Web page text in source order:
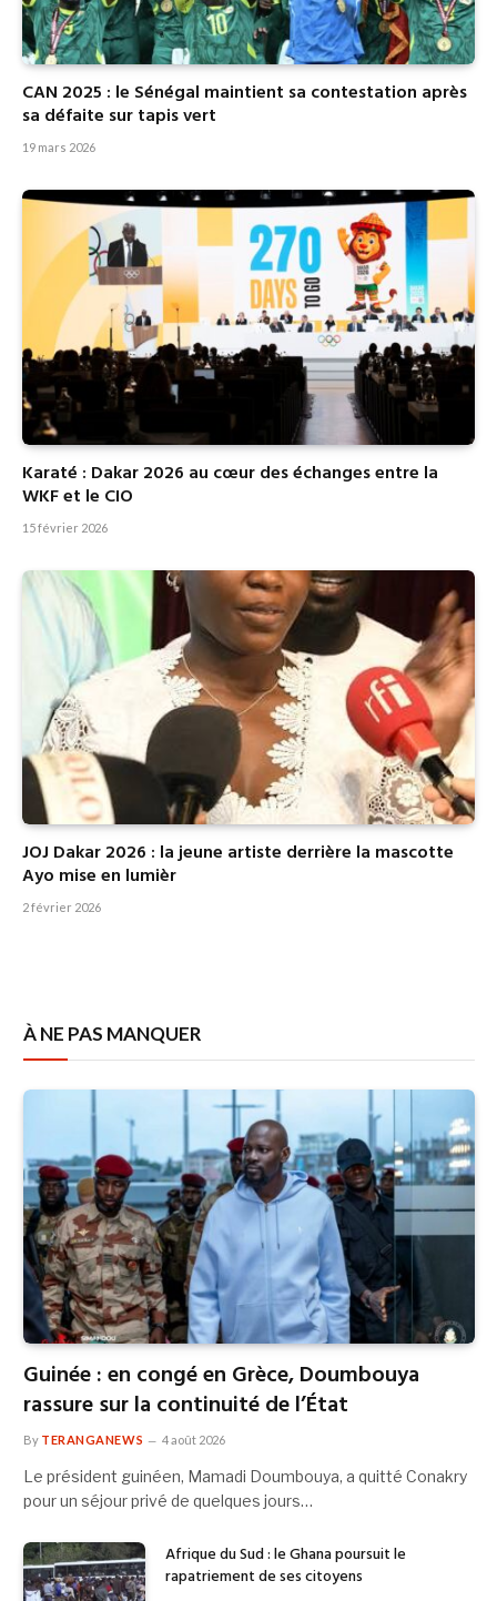
CAN 2025 : le Sénégal maintient sa contestation après
sa défaite sur tapis vert
19 mars 2026
Karaté : Dakar 2026 au cœur des échanges entre la
WKF et le CIO
15 février 2026
JOJ Dakar 2026 : la jeune artiste derrière la mascotte
Ayo mise en lumièr
2 février 2026
À NE PAS MANQUER
Guinée : en congé en Grèce, Doumbouya
rassure sur la continuité de l’État
By TERANGANEWS 4 août 2026
Le président guinéen, Mamadi Doumbouya, a quitté Conakry
pour un séjour privé de quelques jours…
Afrique du Sud : le Ghana poursuit le
rapatriement de ses citoyens